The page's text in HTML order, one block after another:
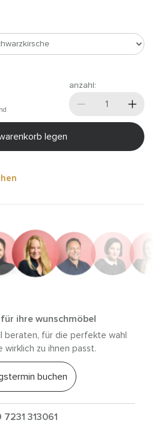
anzahl:
legen
ihre wunschmöbel
beraten, für die perfekte wahl
wirklich zu ihnen passt.
buchen
7231 313061
anna trautz